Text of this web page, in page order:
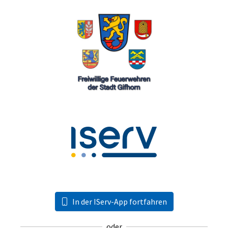
In der IServ-App fortfahren